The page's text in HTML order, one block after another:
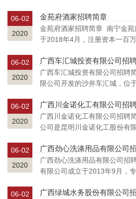
生产及国内外产、贸、销为一
加工企业。公司位于防城港市
06-02
2020
金苑府酒家招聘简章
金苑府酒家招聘简章 南宁金
于2018年4月，注册资本一百
家以粤菜、桂北菜、茶点为主
3500平方米，附设大型停车场
06-02
2020
广西车汇城投资有限公司招
广西车汇城投资有限公司招聘
限公司开发的沙井车汇城，位
为主，拥有4个展厅和10个二
辆高中低端汽车的销售和展示
06-02
2020
广西川金诺化工有限公司招
广西川金诺化工有限公司招聘
公司是昆明川金诺化工股份有
币，公司拟在防城港市投资24
群，项目分两期实施，一期投
06-02
2020
广西劲心洗涤用品有限公司
广西劲心洗涤用品有限公司招
有限公司成立于2013年9月，
洗发露、面膜等日化生活用品
06-02
广西绿城水务股份有限公司